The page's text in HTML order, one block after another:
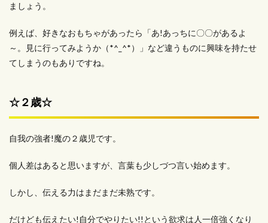
ましょう。
例えば、好きなおもちゃがあったら「あ!あっちに〇〇があるよ
～。見に行ってみようか（*^_^*）」など違うものに興味を持たせ
てしまうのもありですね。
☆２歳☆
自我の強者!魔の２歳児です。
個人差はあると思いますが、言葉も少しづつ言い始めます。
しかし、伝える力はまだまだ未熟です。
だけども伝えたい!自分でやりたい!!という欲求は人一倍強くなり